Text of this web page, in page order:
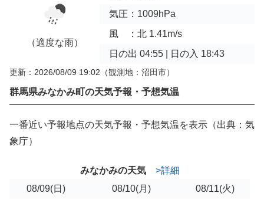
（適度な雨）
気圧：1009hPa
風 ：北 1.41m/s
日の出 04:55 | 日の入 18:43
更新：2026/08/09 19:02 （観測地：沼田市）
群馬県みなかみ町の天気予報・予想気温
一番近い予報地点の天気予報・予想気温を表示（出典：気
象庁）
みなかみの天気
>詳細
08/09(日) 08/10(月) 08/11(火)